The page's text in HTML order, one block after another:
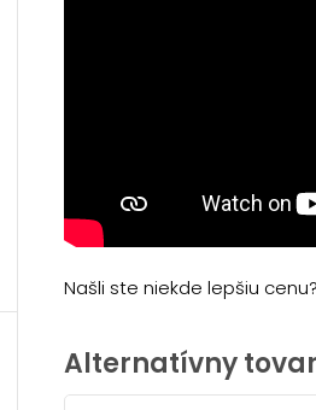
Našli ste niekde lepšiu cenu?
Alternatívny tovar